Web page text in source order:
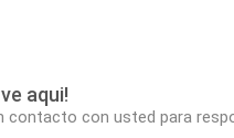
aqui!
contacto con usted para